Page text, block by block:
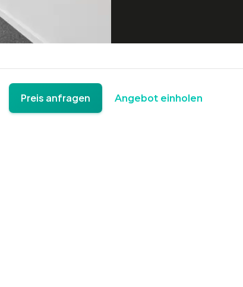
Preis anfragen Angebot einholen